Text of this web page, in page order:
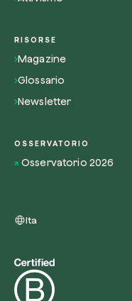
RISORSE
Magazine
Glossario
Newsletter
OSSERVATORIO
Osservatorio 2026
Ita